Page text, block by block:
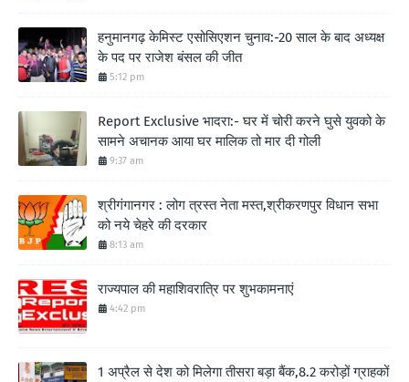
हनुमानगढ़ केमिस्ट एसोसिएशन चुनाव:-20 साल के बाद अध्यक्ष
के पद पर राजेश बंसल की जीत
5:12 pm
Report Exclusive भादरा:- घर में चोरी करने घुसे युवको के
सामने अचानक आया घर मालिक तो मार दी गोली
9:37 am
श्रीगंगानगर : लोग त्रस्त नेता मस्त,श्रीकरणपुर विधान सभा
को नये चेहरे की दरकार
8:13 am
राज्यपाल की महाशिवरात्रि पर शुभकामनाएं
4:42 pm
1 अप्रैल से देश को मिलेगा तीसरा बड़ा बैंक,8.2 करोड़ों ग्राहकों